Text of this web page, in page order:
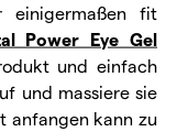
einigermaßen fit
Power Eye Gel
und einfach
und massiere sie
anfangen kann zu